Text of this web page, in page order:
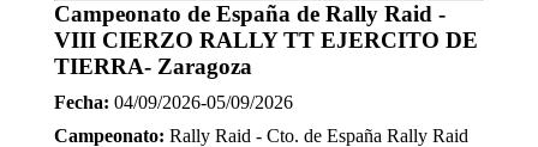
Campeonato de España de Rally Raid -
VIII CIERZO RALLY TT EJERCITO DE
TIERRA- Zaragoza
Fecha: 04/09/2026-05/09/2026
Campeonato: Rally Raid - Cto. de España Rally Raid